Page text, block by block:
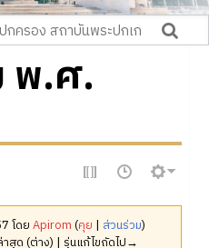
พ.ศ.
โดยApirom (คุย | ส่วนร่วม)
าสุด (ต่าง) | รุ่นแก้ไขถัดไป→